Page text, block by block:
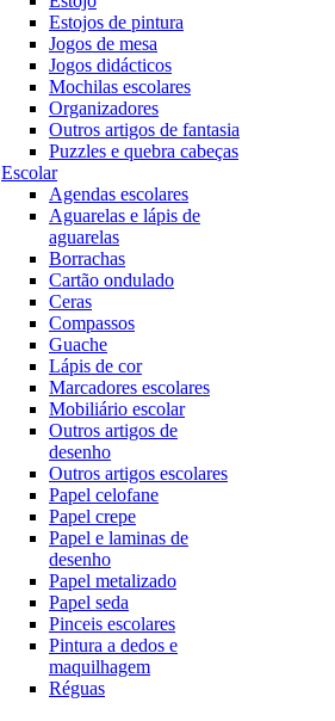
Estojos de pintura
Jogos de mesa
Jogos didácticos
Mochilas escolares
Organizadores
Outros artigos de fantasia
Puzzles e quebra cabeças
Escolar
Agendas escolares
Aguarelas e lápis de
aguarelas
Borrachas
Cartão ondulado
Ceras
Compassos
Guache
Lápis de cor
Marcadores escolares
Mobiliário escolar
Outros artigos de
desenho
Outros artigos escolares
Papel celofane
Papel crepe
Papel e laminas de
desenho
Papel metalizado
Papel seda
Pinceis escolares
Pintura a dedos e
maquilhagem
Réguas